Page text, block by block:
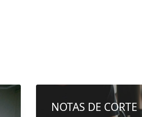
NOTAS DE CORTE